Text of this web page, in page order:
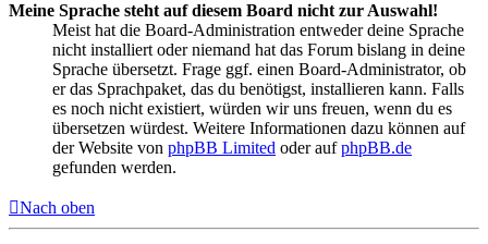
Meine Sprache steht auf diesem Board nicht zur Auswahl!
Meist hat die Board-Administration entweder deine Sprache
nicht installiert oder niemand hat das Forum bislang in deine
Sprache übersetzt. Frage ggf. einen Board-Administrator, ob
er das Sprachpaket, das du benötigst, installieren kann. Falls
es noch nicht existiert, würden wir uns freuen, wenn du es
übersetzen würdest. Weitere Informationen dazu können auf
der Website von phpBB Limited oder aufphpBB.de
gefunden werden.
Nach oben